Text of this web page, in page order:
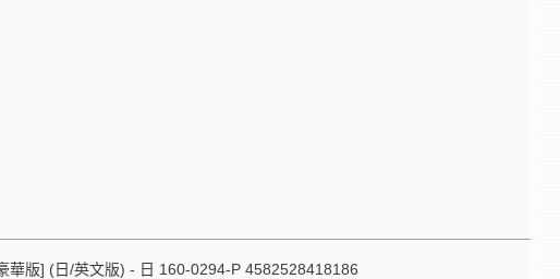
版] (日/英文版) - 日 160-0294-P 4582528418186